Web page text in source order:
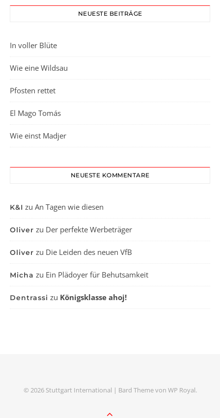
NEUESTE BEITRÄGE
In voller Blüte
Wie eine Wildsau
Pfosten rettet
El Mago Tomás
Wie einst Madjer
NEUESTE KOMMENTARE
K&I zu An Tagen wie diesen
Oliver zu Der perfekte Werbeträger
Oliver zu Die Leiden des neuen VfB
Micha zu Ein Plädoyer für Behutsamkeit
Dentrassi zu Königsklasse ahoj!
© 2026 Stuttgart International | Bard Theme von WP Royal.